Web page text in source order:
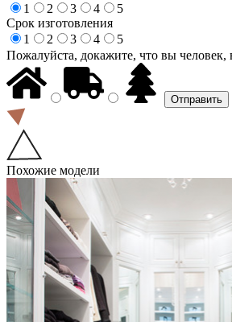
1
2 3 4
5
Срок изготовления
1
2 3 4
5
Пожалуйста, докажите, что вы человек,
Похожие модели